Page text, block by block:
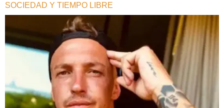
SOCIEDAD Y TIEMPO LIBRE